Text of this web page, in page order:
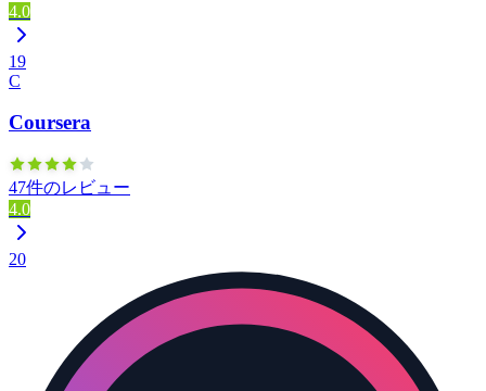
4.0
19
C
Coursera
47件のレビュー
4.0
20